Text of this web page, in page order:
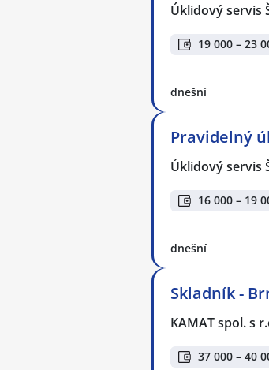
Úklidový servis
19 000 – 23
dnešní
Pravidelný
Úklidový servis
16 000 – 19
dnešní
Skladník -
KAMAT spol. s
37 000 – 40